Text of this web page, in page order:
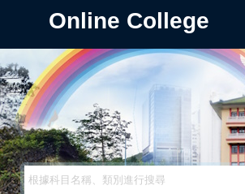
Online College